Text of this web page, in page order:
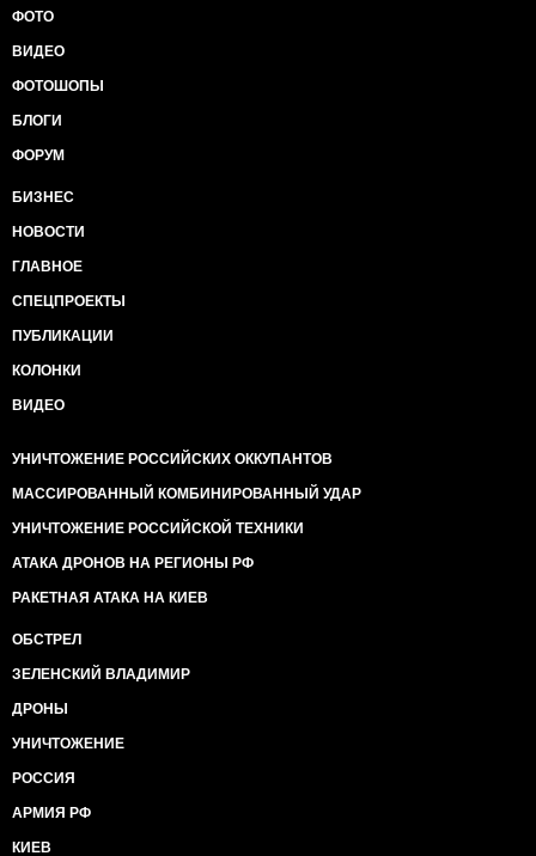
ФОТО
ВИДЕО
ФОТОШОПЫ
БЛОГИ
ФОРУМ
БИЗНЕС
НОВОСТИ
ГЛАВНОЕ
СПЕЦПРОЕКТЫ
ПУБЛИКАЦИИ
КОЛОНКИ
ВИДЕО
УНИЧТОЖЕНИЕ РОССИЙСКИХ ОККУПАНТОВ
МАССИРОВАННЫЙ КОМБИНИРОВАННЫЙ УДАР
УНИЧТОЖЕНИЕ РОССИЙСКОЙ ТЕХНИКИ
АТАКА ДРОНОВ НА РЕГИОНЫ РФ
РАКЕТНАЯ АТАКА НА КИЕВ
ОБСТРЕЛ
ЗЕЛЕНСКИЙ ВЛАДИМИР
ДРОНЫ
УНИЧТОЖЕНИЕ
РОССИЯ
АРМИЯ РФ
КИЕВ